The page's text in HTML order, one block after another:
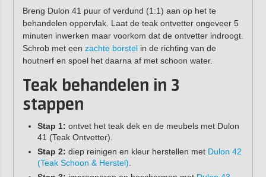
Breng Dulon 41 puur of verdund (1:1) aan op het te
behandelen oppervlak. Laat de teak ontvetter ongeveer 5
minuten inwerken maar voorkom dat de ontvetter indroogt.
Schrob met een zachte borstelin de richting van de
houtnerf en spoel het daarna af met schoon water.
Teak behandelen in 3
stappen
Stap 1: ontvet het teak dek en de meubels met Dulon
41 (Teak Ontvetter).
Stap 2: diep reinigen en kleur herstellen met Dulon 42
(Teak Schoon & Herstel).